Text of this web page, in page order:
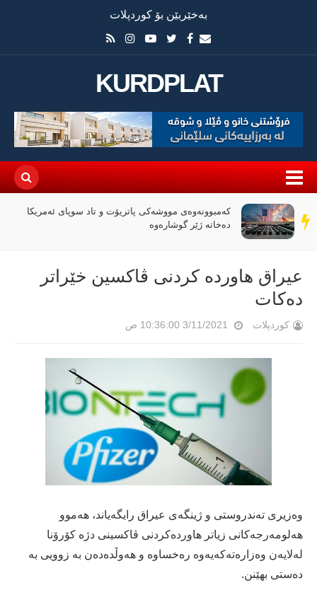
بەخێربێن بۆ کوردپلات
KURDPLAT
سەر
دێڕ
کەمبوونەوەی مووشەکی پاتریۆت و تاد سوپای ئەمریکا
دەخاتە ژێر گوشارەوە
عیراق هاورده‌ كردنی ڤاكسین خێراتر
ده‌كات
کوردپلات 3/11/2021 10:36:00 ص
وەزیری تەندروستی و ژینگەی عیراق رایگەیاند، هەموو
هەلومەرجەکانی زیاتر هاوردەکردنی ڤاکسینی دژە کۆرۆنا
لەلایەن وەزارەتەکەیەوە رەخساوە و هه‌وڵده‌ده‌ن به‌ زوویی به‌
ده‌ستی بهێنن.